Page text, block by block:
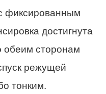
фиксированным
достигнута
обеим сторонам
режущей
тонким.